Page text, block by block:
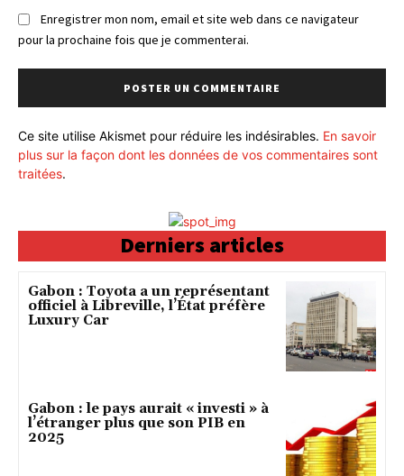
Enregistrer mon nom, email et site web dans ce navigateur
pour la prochaine fois que je commenterai.
Ce site utilise Akismet pour réduire les indésirables. En savoir
plus sur la façon dont les données de vos commentaires sont
traitées.
Derniers articles
Gabon : Toyota a un représentant
officiel à Libreville, l’État préfère
Luxury Car
Gabon : le pays aurait « investi » à
l’étranger plus que son PIB en
2025